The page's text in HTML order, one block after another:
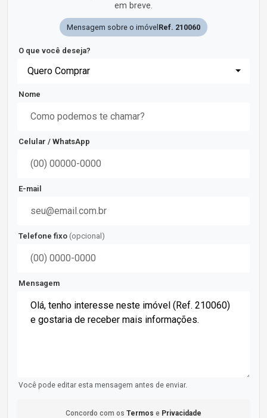
em breve.
Mensagem sobre o imóvel Ref. 210060
O que você deseja?
Quero Comprar
Nome
Celular / WhatsApp
E-mail
Telefone fixo (opcional)
Mensagem
Você pode editar esta mensagem antes de enviar.
Concordo com os Termos e Privacidade